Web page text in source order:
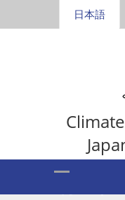
日本語
【ウェ
性と両